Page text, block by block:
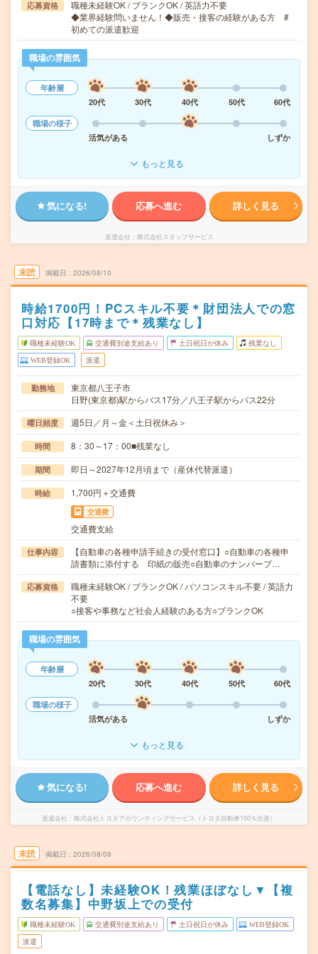
応募資格
職種未経験OK / ブランクOK / 英語力不要
◆業界経験問いません！◆販売・接客の経験がある方 #
初めての派遣歓迎
職場の雰囲気
年齢層
20代
30代 40代 50代
60代
職場の様子
活気がある
しずか
もっと見る
気になる! 応募へ進む 詳しく見る
派遣会社 株式会社スタッフサービス
未読 掲載日 2026/08/10
時給1700円！PCスキル不要＊財団法人での窓
口対応【17時まで＊残業なし】
職種未経験OK 交通費別途支給あり 土日祝日が休み 残業なし
WEB登録OK 派遣
勤務地
東京都八王子市
日野(東京都)駅からバス17分／八王子駅からバス22分
曜日頻度 週5日／月～金＜土日祝休み＞
時間 8：30～17：00■残業なし
期間 即日～2027年12月頃まで（産休代替派遣）
時給 1,700円＋交通費
交通費
交通費支給
仕事内容
【自動車の各種申請手続きの受付窓口】○自動車の各種申
請書類に添付する 印紙の販売○自動車のナンバープ…
応募資格
職種未経験OK / ブランクOK / パソコンスキル不要 / 英語力
不要
○接客や事務など社会人経験のある方○ブランクOK
職場の雰囲気
年齢層
20代
30代 40代 50代
60代
職場の様子
活気がある
しずか
もっと見る
気になる! 応募へ進む 詳しく見る
派遣会社 株式会社トヨタアカウンティングサービス（トヨタ自動車100％出資）
未読 掲載日 2026/08/09
【電話なし】未経験OK！残業ほぼなし▼【複
数名募集】中野坂上での受付
職種未経験OK 交通費別途支給あり 土日祝日が休み WEB登録OK
派遣